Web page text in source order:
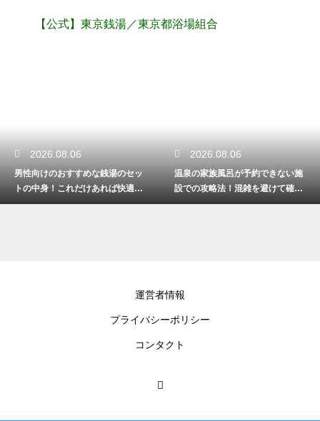
【公式】東京銭湯／東京都浴場組合
2026.08.06
男性向けのおすすめな銭湯のセッ
トの中身！これだけあれば快適に
過ごせる
2026.08.06
温泉の家族風呂が予約できない施
設での攻略法！混雑を避けて確実
に入るコツ
運営者情報
プライバシーポリシー
コンタクト